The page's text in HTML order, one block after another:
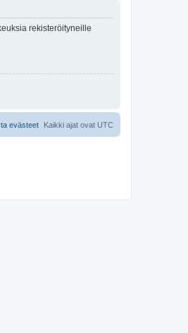
rekisteröityneille
Kaikki ajat ovat UTC
evästeet